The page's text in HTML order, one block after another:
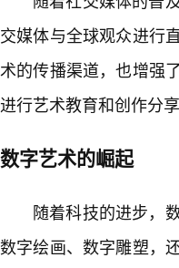
交媒体与全球观众进行
术的传播渠道，也增强
进行艺术教育和创作分
数字艺术的崛起
随着科技的进步，
数字绘画、数字雕塑，